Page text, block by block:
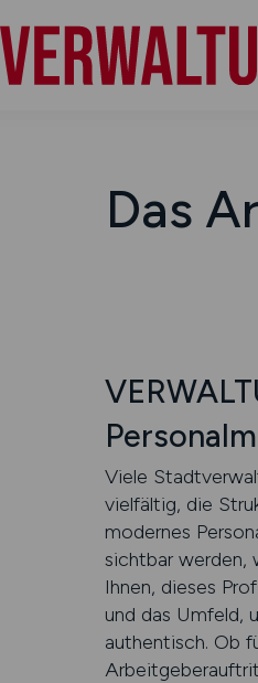
Das
Viele
vielfältig, die
modernes
sichtbar werden,
Ihnen, dieses
und das Umfeld,
authentisch. Ob